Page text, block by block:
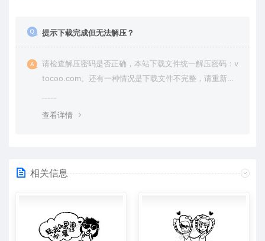
提示下载完成但无法解压？
请检查解压密码是否正确，本站下载文件统一解压密码：v
tocoo.com。还有一种情况是下载文件不完整，请重新下
查看详情
相关信息